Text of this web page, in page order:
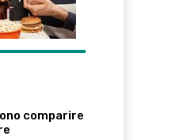
comparire